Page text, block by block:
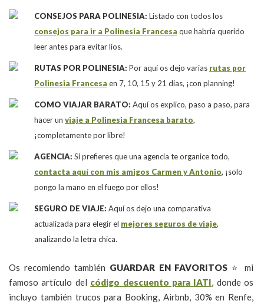
CONSEJOS PARA POLINESIA: Listado con todos los
consejos para ir a Polinesia Francesa que habría querido
leer antes para evitar líos.
RUTAS POR POLINESIA: Por aquí os dejo varias rutas por
Polinesia Francesa en 7, 10, 15 y 21 dias, ¡con planning!
COMO VIAJAR BARATO: Aquí os explico, paso a paso, para
hacer un viaje a Polinesia Francesa barato,
¡completamente por libre!
AGENCIA: Si prefieres que una agencia te organice todo,
contacta aquí con mis amigos Carmen y Antonio, ¡solo
pongo la mano en el fuego por ellos!
SEGURO DE VIAJE: Aquí os dejo una comparativa
actualizada para elegir el mejores seguros de viaje,
analizando la letra chica.
Os recomiendo también GUARDAR EN FAVORITOS ⭐ mi
famoso artículo del código descuento para IATI, donde os
incluyo también trucos para Booking, Airbnb, 30% en Renfe,